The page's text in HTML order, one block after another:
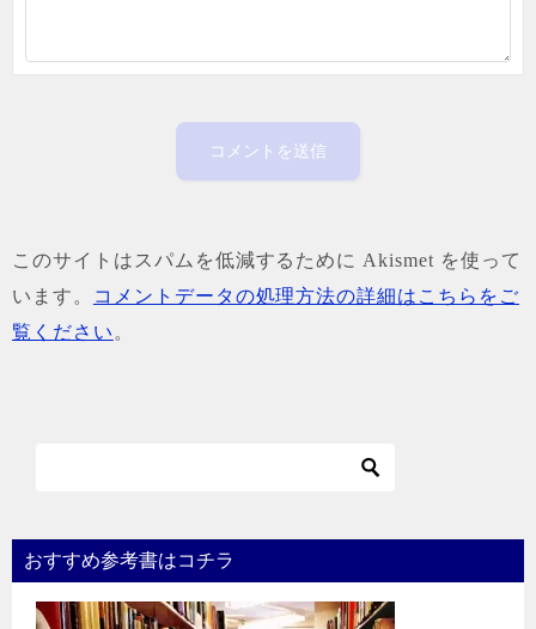
このサイトはスパムを低減するために Akismet を使って
います。
コメントデータの処理方法の詳細はこちらをご
覧ください 。
おすすめ参考書はコチラ